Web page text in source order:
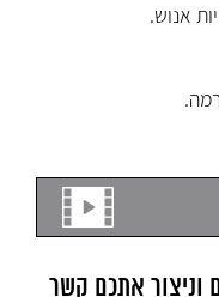
אנוש.
וניצור אתכם קשר